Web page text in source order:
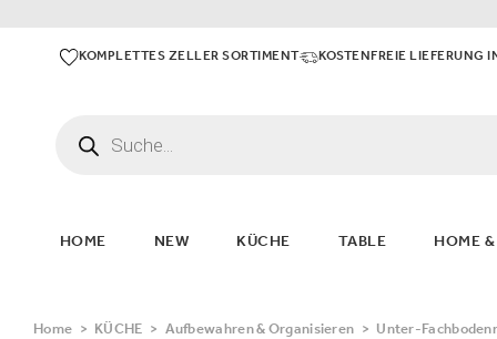
KOMPLETTES ZELLER SORTIMENT KOSTENFREIE LIEFERUNG
HOME NEW KÜCHE TABLE HOME
Home > KÜCHE > Aufbewahren & Organisieren > Unter-